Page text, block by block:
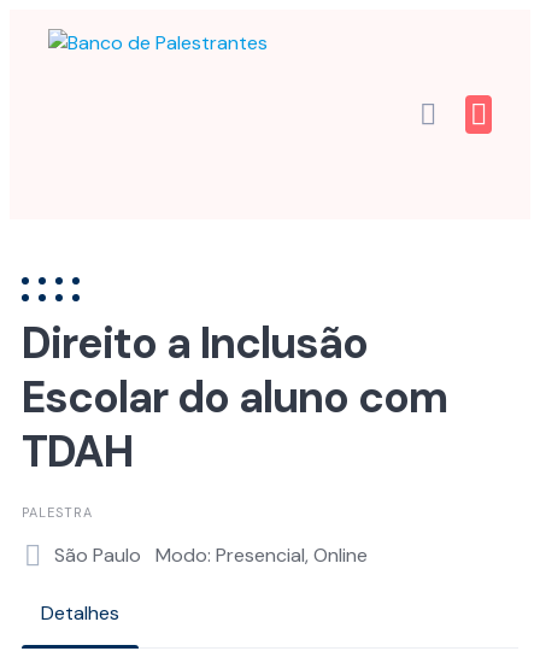
Direito a Inclusão
Escolar do aluno com
TDAH
PALESTRA
São Paulo Modo: Presencial, Online
Detalhes